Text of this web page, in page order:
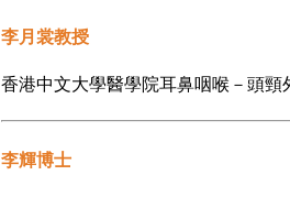
李月裳教授
香港中文大學醫學院耳鼻咽喉－頭
李輝博士